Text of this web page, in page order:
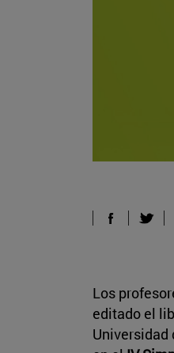
Los
editado el
Universidad